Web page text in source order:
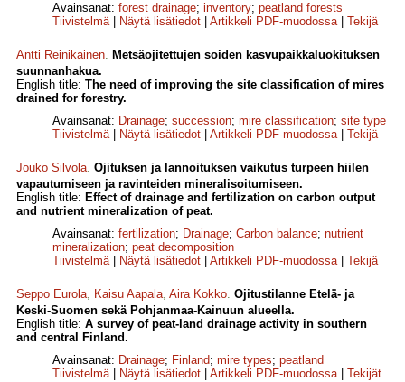
Avainsanat: forest drainage; inventory; peatland forests
Tiivistelmä| Näytä lisätiedot Artikkeli PDF-muodossa| Tekijä
Antti Reinikainen. Metsäojitettujen soiden kasvupaikkaluokituksen
suunnanhakua.
English title: The need of improving the site classification of mires
drained for forestry.
Avainsanat: Drainage; succession; mire classification; site type
Tiivistelmä| Näytä lisätiedot Artikkeli PDF-muodossa| Tekijä
Jouko Silvola. Ojituksen ja lannoituksen vaikutus turpeen hiilen
vapautumiseen ja ravinteiden mineralisoitumiseen.
English title: Effect of drainage and fertilization on carbon output
and nutrient mineralization of peat.
Avainsanat: fertilization; Drainage; Carbon balance; nutrient
mineralization; peat decomposition
Tiivistelmä| Näytä lisätiedot Artikkeli PDF-muodossa| Tekijä
Seppo Eurola, Kaisu Aapala, Aira Kokko. Ojitustilanne Etelä- ja
Keski-Suomen sekä Pohjanmaa-Kainuun alueella.
English title: A survey of peat-land drainage activity in southern
and central Finland.
Avainsanat: Drainage; Finland; mire types; peatland
Tiivistelmä| Näytä lisätiedot Artikkeli PDF-muodossa| Tekijät